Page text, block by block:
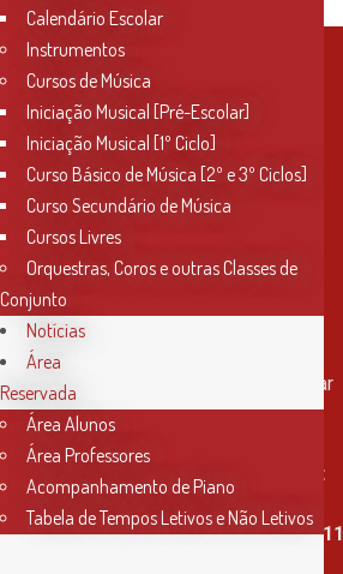
Contactos
Rua Miguel Bombarda, nº 4, 1º andar
2000-080 Santarém
info@conservatoriosantarem.pt
T. (+351) 915 335 478 / 913 890 411
Calendário Escolar
Instrumentos
Cursos de Música
Iniciação Musical [Pré-Escolar]
Iniciação Musical [1º Ciclo]
Curso Básico de Música [2º e 3º Ciclos]
Curso Secundário de Música
Cursos Livres
Orquestras, Coros e outras Classes de
Conjunto
Notícias
Área
Reservada
Área Alunos
Área Professores
Acompanhamento de Piano
Tabela de Tempos Letivos e Não Letivos